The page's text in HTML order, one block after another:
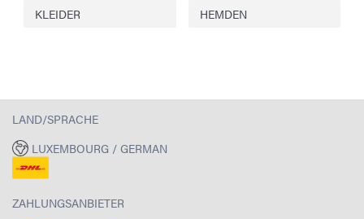
KLEIDER HEMDEN
LAND/SPRACHE
LUXEMBOURG / GERMAN
ZAHLUNGSANBIETER